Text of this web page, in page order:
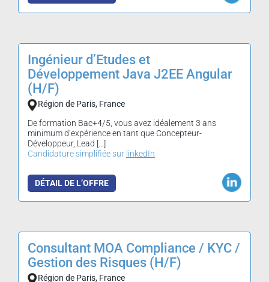
Ingénieur d’Etudes et
Développement Java J2EE Angular
(H/F)
Région de Paris, France
De formation Bac+4/5, vous avez idéalement 3 ans
minimum d’expérience en tant que Concepteur-
Développeur, Lead […]
Candidature simplifiée sur linkedIn
DÉTAIL DE L’OFFRE
Consultant MOA Compliance / KYC /
Gestion des Risques (H/F)
Région de Paris, France